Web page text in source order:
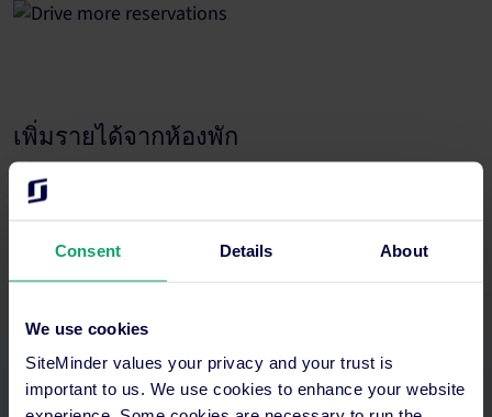
Consent Details About
We use cookies
SiteMinder values your privacy and your trust is
important to us. We use cookies to enhance your website
เพิ่มรายได้จากห้องพัก
มั่นใจในการขายทุกห้อง อัปเดตราคาและแพ็กเกจได้ภายในไม่
แบบเรียลไทม์